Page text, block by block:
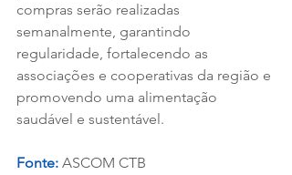
compras serão realizadas
semanalmente, garantindo
regularidade, fortalecendo as
associações e cooperativas da região e
promovendo uma alimentação
saudável e sustentável.
Fonte: ASCOM CTB